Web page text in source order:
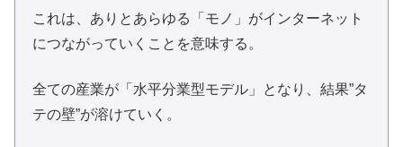
これは、ありとあらゆる「モノ」がインターネット
につながっていくことを意味する。
全ての産業が「水平分業型モデル」となり、結果”タ
テの壁”が溶けていく。